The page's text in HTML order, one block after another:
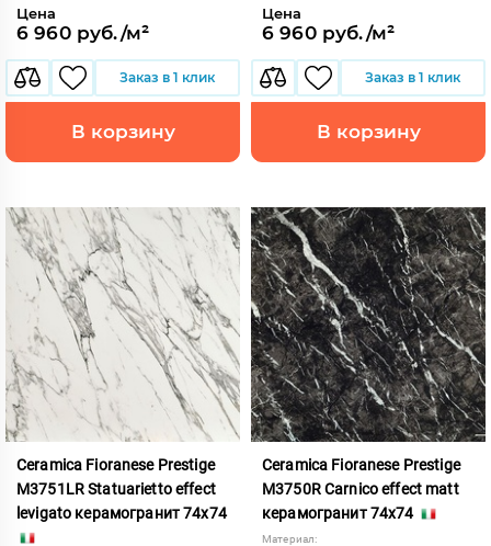
Цена
6 960 руб./м²
Заказ в 1 клик
В корзину
Цена
6 960 руб./м²
Заказ в 1 клик
В корзину
Ceramica Fioranese Prestige
M3751LR Statuarietto effect
levigato керамогранит 74x74
Ceramica Fioranese Prestige
M3750R Carnico effect matt
керамогранит 74x74
Материал: